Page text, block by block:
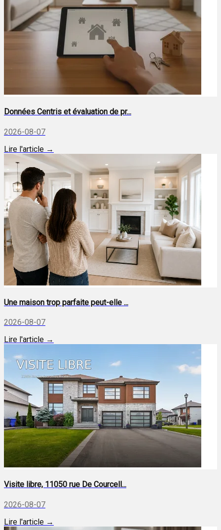
Données Centris et évaluation de pr...
2026-08-07
Lire l'article →
Une maison trop parfaite peut-elle ...
2026-08-07
Lire l'article →
Visite libre, 11050 rue De Courcell...
2026-08-07
Lire l'article →